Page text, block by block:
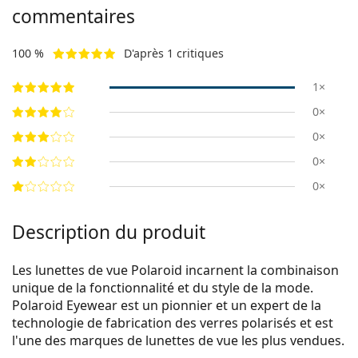
commentaires
100 % D'après 1 critiques
1×
0×
0×
0×
0×
Description du produit
Les lunettes de vue Polaroid incarnent la combinaison
unique de la fonctionnalité et du style de la mode.
Polaroid Eyewear est un pionnier et un expert de la
technologie de fabrication des verres polarisés et est
l'une des marques de lunettes de vue les plus vendues.